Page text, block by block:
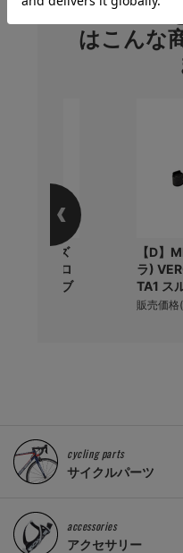
この商品
はこんな
パールイズ
ォヒート ロ
度対応 1.ブ
【D】
ラ)
TA1 ス
販売価格
cycling parts
サイクルパーツ
accessories
アクセサリー